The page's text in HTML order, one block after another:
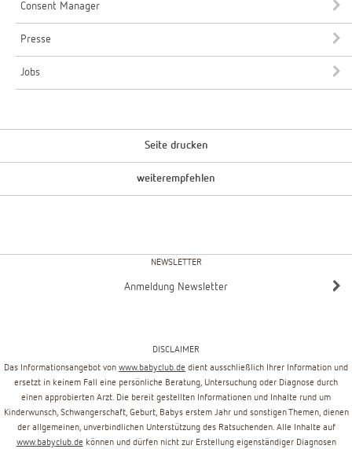
Consent Manager
Presse
Jobs
Seite drucken
weiterempfehlen
NEWSLETTER
Anmeldung Newsletter
DISCLAIMER
Das Informationsangebot von www.babyclub.de dient ausschließlich Ihrer Information und
ersetzt in keinem Fall eine persönliche Beratung, Untersuchung oder Diagnose durch
einen approbierten Arzt. Die bereit gestellten Informationen und Inhalte rund um
Kinderwunsch, Schwangerschaft, Geburt, Babys erstem Jahr und sonstigen Themen, dienen
der allgemeinen, unverbindlichen Unterstützung des Ratsuchenden. Alle Inhalte auf
www.babyclub.de können und dürfen nicht zur Erstellung eigenständiger Diagnosen